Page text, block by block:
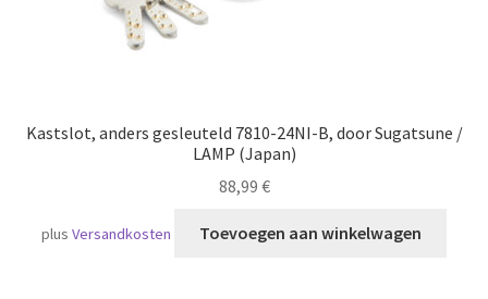
Kastslot, anders gesleuteld 7810-24NI-B, door Sugatsune /
LAMP (Japan)
88,99 €
plusVersandkosten Toevoegen aan winkelwagen